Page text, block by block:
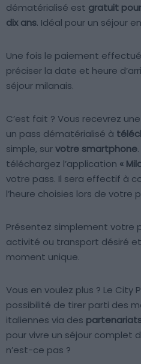
dématérialisé est gratuit
dix ans. Idéal pour un séjour
Une fois le paiement
préciser la date et heure
séjour milanais.
C’est fait ? Vous recevrez
un pass dématérialisé à
simple, survotre smartphone
téléchargez l’application «
votre pass. Il sera effectif à
l’heure choisies lors de votre
Présentez simplement votre
activité ou transport désiré
moment unique.
Vous en voulez plus ? Le City
possibilité de tirer parti des
italiennes via des
pour vivre un séjour complet
n’est-ce pas ?